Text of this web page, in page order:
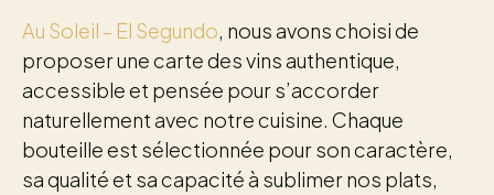
Au Soleil – El Segundo, nous avons choisi de
proposer une carte des vins authentique,
accessible et pensée pour s’accorder
naturellement avec notre cuisine. Chaque
bouteille est sélectionnée pour son caractère,
sa qualité et sa capacité à sublimer nos plats,